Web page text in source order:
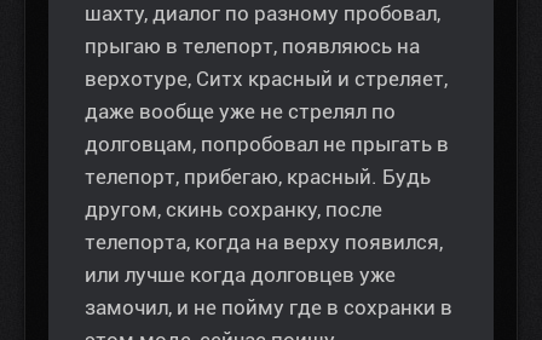
шахту, диалог по разному пробовал,
прыгаю в телепорт, появляюсь на
верхотуре, Ситх красный и стреляет,
даже вообще уже не стрелял по
долговцам, попробовал не прыгать в
телепорт, прибегаю, красный. Будь
другом, скинь сохранку, после
телепорта, когда на верху появился,
или лучше когда долговцев уже
замочил, и не пойму где в сохранки в